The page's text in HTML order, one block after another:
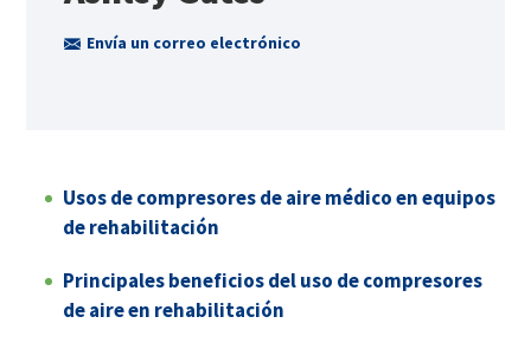
Envía un correo electrónico
Usos de compresores de aire médico en equipos
de rehabilitación
Principales beneficios del uso de compresores
de aire en rehabilitación